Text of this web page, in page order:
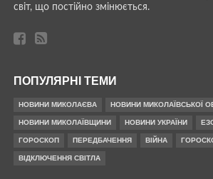
світ, що постійно змінюється.
ПОПУЛЯРНІ ТЕМИ
НОВИНИ МИКОЛАЄВА НОВИНИ МИКОЛАЇВСЬКОЇ
НОВИНИ МИКОЛАЇВЩИНИ НОВИНИ УКРАЇНИ
ГОРОСКОП ПЕРЕДБАЧЕННЯ ВІЙНА
ВІДКЛЮЧЕННЯ СВІТЛА